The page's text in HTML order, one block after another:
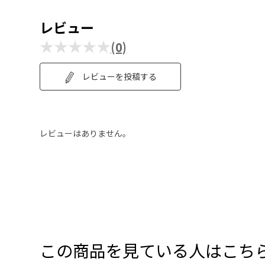
レビュー
★★★★★(0)
レビューを投稿する
レビューはありません。
この商品を見ている人はこち